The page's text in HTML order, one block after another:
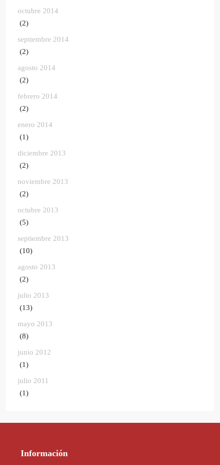
octubre 2014
(2)
septiembre 2014
(2)
agosto 2014
(2)
febrero 2014
(2)
enero 2014
(1)
diciembre 2013
(2)
noviembre 2013
(2)
octubre 2013
(5)
septiembre 2013
(10)
agosto 2013
(2)
julio 2013
(13)
mayo 2013
(8)
junio 2012
(1)
julio 2011
(1)
Información